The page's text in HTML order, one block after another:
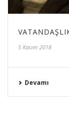
5 Kasım 2018
Devamı